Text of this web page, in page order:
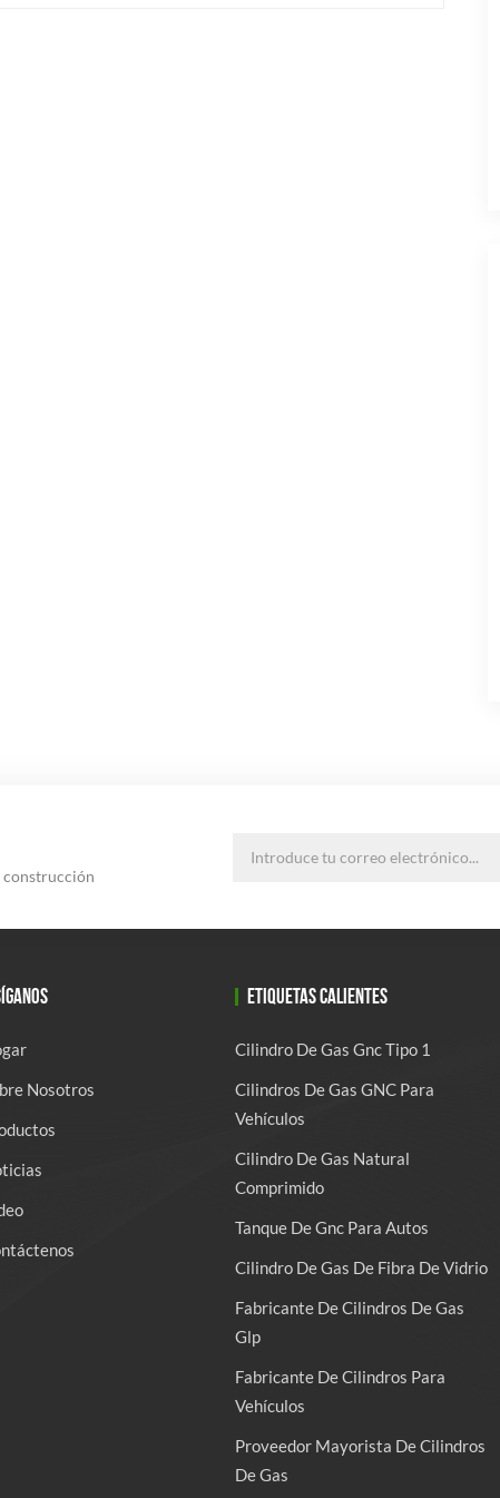
construcción
Nosotros
ETIQUETAS CALIENTES
Cilindro De Gas Gnc Tipo 1
Cilindros De Gas GNC Para
Vehículos
Cilindro De Gas Natural
Comprimido
Tanque De Gnc Para Autos
Cilindro De Gas De Fibra De Vidrio
Fabricante De Cilindros De Gas
Glp
Fabricante De Cilindros Para
Vehículos
Proveedor Mayorista De Cilindros
De Gas